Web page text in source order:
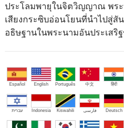
ประโลมพายุในจิตวิญญาณ พร
เสียงกระซิบอ่อนโยนที่นำไปสู่สั
อธิษฐานในพระนามอันประเสริฐ
Español English Português 中文 हिंदी
עברית Indonesia Kiswahili فارسی Deutsch